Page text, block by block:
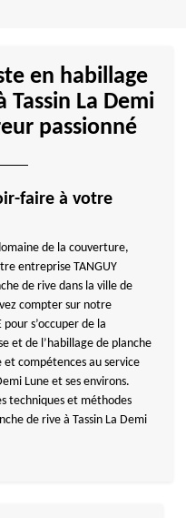
en habillage
La Demi
passionné
faire à votre
de la couverture,
entreprise TANGUY
de rive dans la ville de
compter sur notre
pour s’occuper de la
et de l’habillage de planche
compétences au service
Lune et ses environs.
techniques et méthodes
de rive à Tassin La Demi